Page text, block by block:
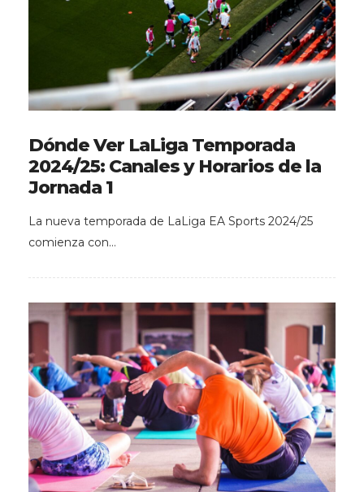
Dónde Ver LaLiga Temporada
2024/25: Canales y Horarios de la
Jornada 1
La nueva temporada de LaLiga EA Sports 2024/25
comienza con…